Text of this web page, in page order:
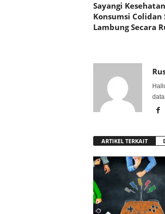
Sayangi
Konsumsi Colidan
Lambung Secara
ARTIKEL TERKAIT